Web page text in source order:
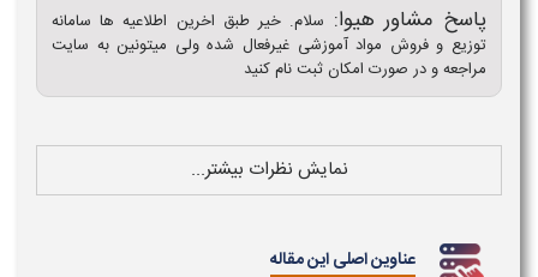
پاسخ مشاور هیوا: سلام. خیر طبق اخرین اطلاعیه ها سامانه
توزیع و فروش مواد آموزشی غیرفعال شده ولی میتونین به سایت
مراجعه و در صورت امکان ثبت نام کنید
نمایش نظرات بیشتر...
عناوین اصلی این مقاله